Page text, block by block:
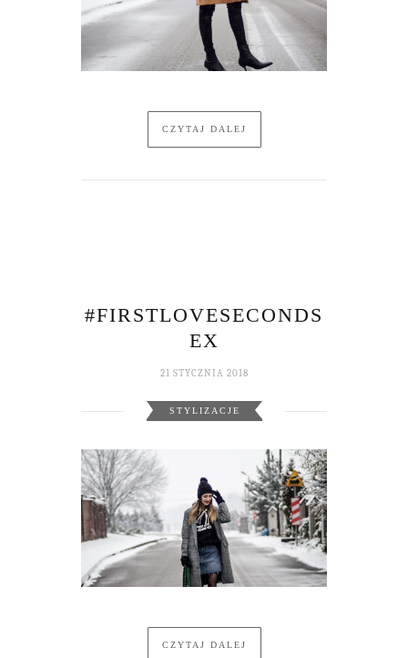
CZYTAJ DALEJ
#FIRSTLOVESECONDS
EX
21 STYCZNIA 2018
STYLIZACJE
CZYTAJ DALEJ